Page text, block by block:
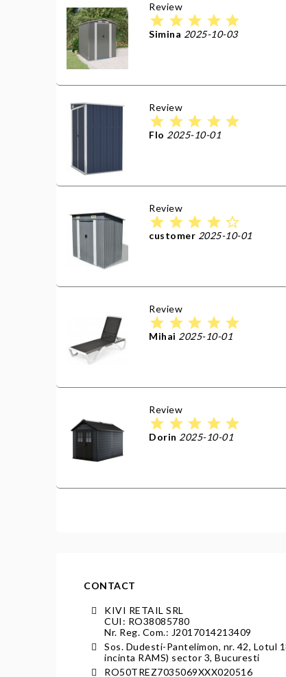
Review
star star star star star
Simina 2025-10-03
Review
star star star star star
Flo 2025-10-01
Review
star star star star star_border
customer 2025-10-01
Review
star star star star star
Mihai 2025-10-01
Review
star star star star star
Dorin 2025-10-01
CONTACT
KIVI RETAIL SRL
CUI: RO38085780
Nr. Reg. Com.: J2017014213409
Sos. Dudesti-Pantelimon, nr. 42, Lotul
incinta RAMS) sector 3, Bucuresti
RO50TREZ7035069XXX020516